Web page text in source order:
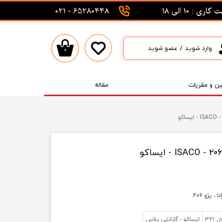
و مقررات مقاله
: 10 الی 18 65280448 - 021
۰ وارد شوید / عضو شوید
حساب کاربری من
تغییر گذر واژه
خروج از حساب کاربری
ایساکو - گارانتی پلاس